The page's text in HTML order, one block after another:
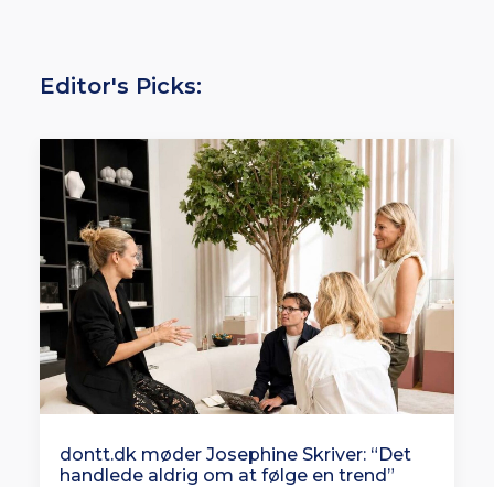
Editor's Picks:
dontt.dk møder Josephine Skriver: “Det
handlede aldrig om at følge en trend”